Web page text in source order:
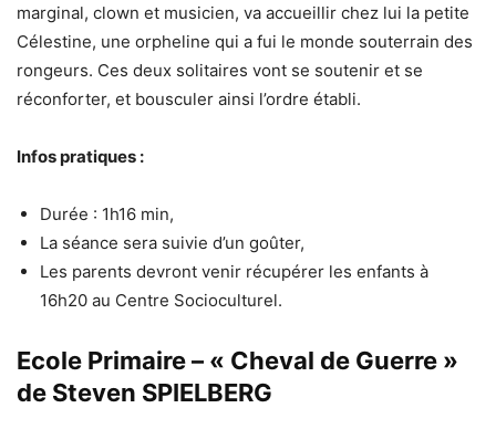
marginal, clown et musicien, va accueillir chez lui la petite
Célestine, une orpheline qui a fui le monde souterrain des
rongeurs. Ces deux solitaires vont se soutenir et se
réconforter, et bousculer ainsi l’ordre établi.
Infos pratiques :
Durée : 1h16 min,
La séance sera suivie d’un goûter,
Les parents devront venir récupérer les enfants à
16h20 au Centre Socioculturel.
Ecole Primaire – « Cheval de Guerre »
de Steven SPIELBERG